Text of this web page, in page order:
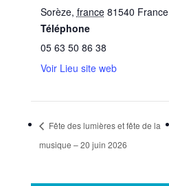
Sorèze, france 81540 France
Téléphone
05 63 50 86 38
Voir Lieu site web
Fête des lumières et fête de la
musique – 20 juin 2026